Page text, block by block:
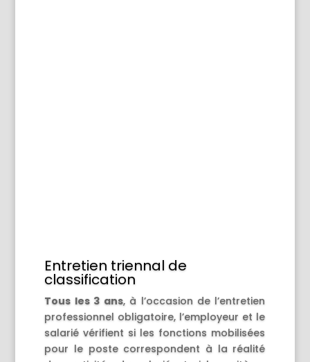
Entretien triennal de
classification
Tous les 3 ans, à l’occasion de l’entretien
professionnel obligatoire, l’employeur et le
salarié vérifient si les fonctions mobilisées
pour le poste correspondent à la réalité